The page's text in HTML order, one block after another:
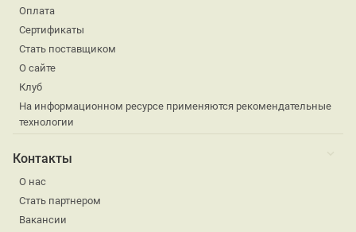
Оплата
Сертификаты
Стать поставщиком
О сайте
Клуб
На информационном ресурсе применяются рекомендательные
технологии
Контакты
О нас
Стать партнером
Вакансии